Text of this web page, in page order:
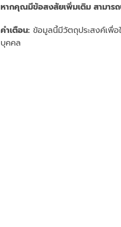
หากคุณมีข้อสงสัยเพิ่มเติม สามาร
คำเตือน: ข้อมูลนี้มีวัตถุประสงค์เพื่อ
บุคคล